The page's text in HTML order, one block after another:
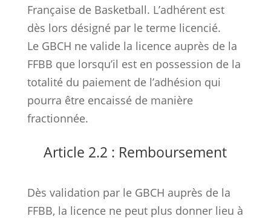
Française de Basketball. L’adhérent est
dès lors désigné par le terme licencié.
Le GBCH ne valide la licence auprès de la
FFBB que lorsqu’il est en possession de la
totalité du paiement de l’adhésion qui
pourra être encaissé de manière
fractionnée.
Article 2.2 : Remboursement
Dès validation par le GBCH auprès de la
FFBB, la licence ne peut plus donner lieu à